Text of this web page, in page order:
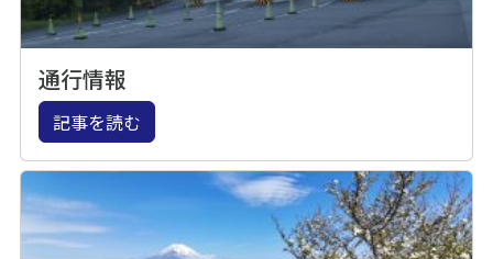
通行情報
記事を読む